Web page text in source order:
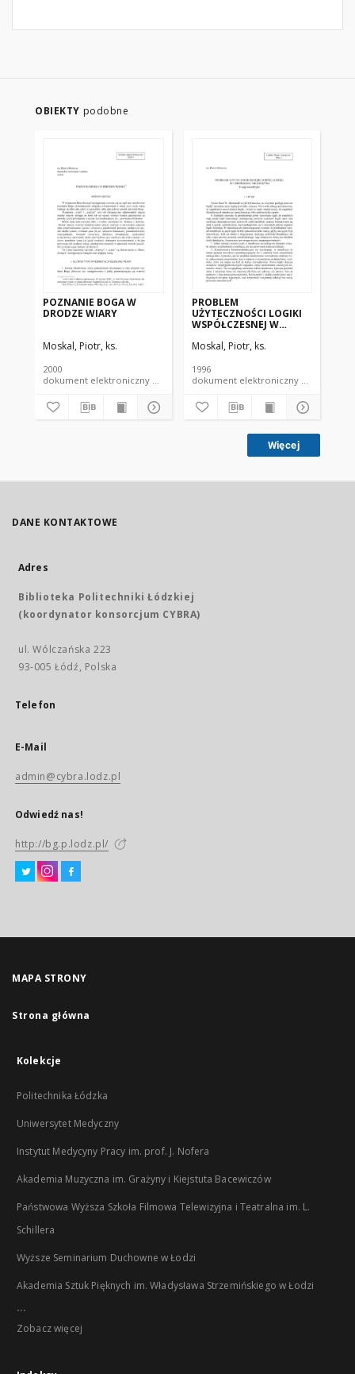
OBIEKTY podobne
POZNANIE BOGA W
DRODZE WIARY
Moskal, Piotr, ks.
2000
dokument elektroniczny czasopismo
PROBLEM
UŻYTECZNOŚCI LOGIKI
WSPÓŁCZESNEJ W
METAFIZYKI. Uwagi
Moskal, Piotr, ks.
1996
dokument elektroniczny czasopismo
Więcej
DANE KONTAKTOWE
Adres
Biblioteka Politechniki Łódzkiej
(koordynator konsorcjum CYBRA)
ul. Wólczańska 223
93-005 Łódź, Polska
Telefon
E-Mail
admin@cybra.lodz.pl
Odwiedź nas!
http://bg.p.lodz.pl/
MAPA STRONY
Strona główna
Kolekcje
Politechnika Łódzka
Uniwersytet Medyczny
Instytut Medycyny Pracy im. prof. J. Nofera
Akademia Muzyczna im. Grażyny i Kiejstuta Bacewiczów
Państwowa Wyższa Szkoła Filmowa Telewizyjna i Teatralna im. L.
Schillera
Wyższe Seminarium Duchowne w Łodzi
Akademia Sztuk Pięknych im. Władysława Strzemińskiego w Łodzi
...
Zobacz więcej